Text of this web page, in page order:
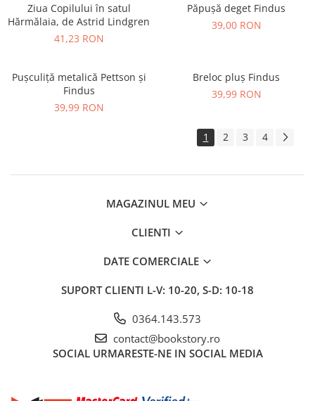
Ziua Copilului în satul
Hărmălaia, de Astrid Lindgren
41,23 RON
Păpușă deget Findus
39,00 RON
Pușculiță metalică Pettson și
Findus
39,99 RON
Breloc pluș Findus
39,99 RON
1 2 3 4
MAGAZINUL MEU
CLIENTI
DATE COMERCIALE
SUPORT CLIENTI L-V: 10-20, S-D: 10-18
0364.143.573
contact@bookstory.ro
SOCIAL URMARESTE-NE IN SOCIAL MEDIA